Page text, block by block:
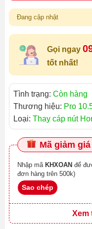
Đang cập nhật
Gọi ngay
tốt nhất!
Tình trạng: Còn hàng
Thương hiệu: Pro
Loại: Thay cáp nút
Mã giảm giá
Nhập mã KHXOAN
đơn hàng trên 500k)
Sao chép
Xem